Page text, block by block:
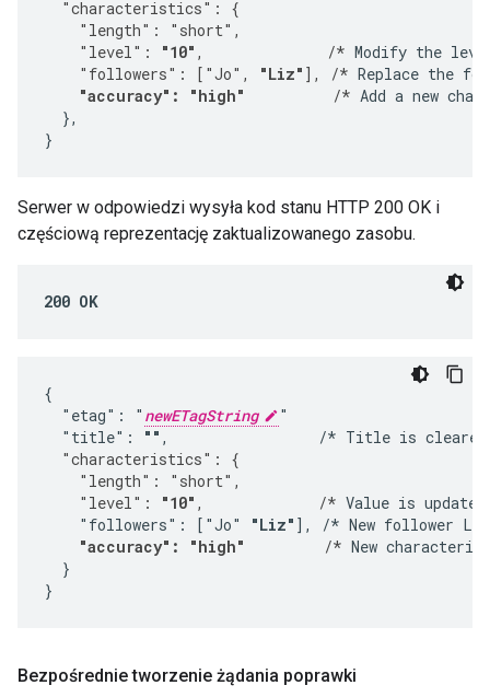
  "characteristics": {
    "length": "short",
    "level":
"10" ,              /* Modify the
    "followers": ["Jo",
"Liz" ], /* Replace the
"accuracy": "high"
          /*
Add a new
  },
}
Serwer w odpowiedzi wysyła kod stanu HTTP 200 OK i
częściową reprezentację zaktualizowanego zasobu.
200 OK
{
  "etag": "
newETagString
"
  "title":
"" ,                 /* Title is cleared;
  "characteristics": {
    "length": "short",
    "level":
"10" ,             /* Value is
    "followers": ["Jo"
"Liz" ], /* New follower
"accuracy": "high"
         /*
New
  }
}
Bezpośrednie tworzenie żądania poprawki